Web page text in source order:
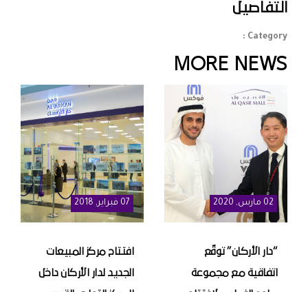
التفاصيل
Category :
MORE NEWS
02 مارس, 2020
“دار الأركان” توقّع
اتفاقية مع مجموعة
07 فبراير, 2018
افتتاح مركز المبيعات
الجديد لدار الأركان داخل